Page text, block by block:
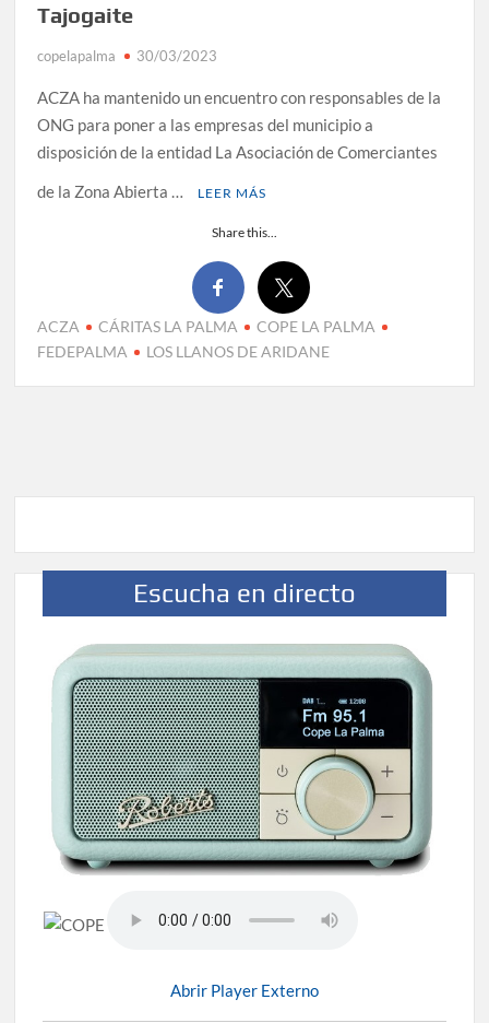
Tajogaite
copelapalma 30/03/2023
ACZA ha mantenido un encuentro con responsables de la
ONG para poner a las empresas del municipio a
disposición de la entidad La Asociación de Comerciantes
de la Zona Abierta …
LEER MÁS
Share this...
ACZA CÁRITAS LA PALMA
COPE LA PALMA
FEDEPALMA
LOS LLANOS DE ARIDANE
Escucha en directo
Abrir Player Externo